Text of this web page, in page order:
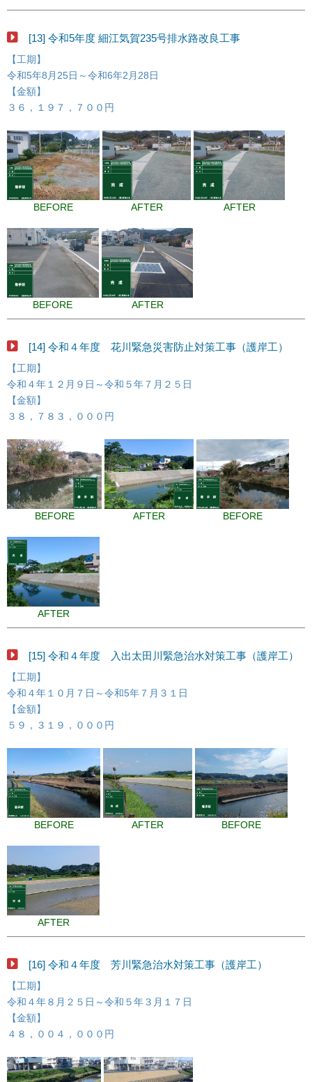
[13] 令和5年度 細江気賀235号排水路改良工事
【工期】
令和5年8月25日～令和6年2月28日
【金額】
３６，１９７，７００円
BEFORE AFTER AFTER
BEFORE AFTER
[14] 令和４年度 花川緊急災害防止対策工事（護岸工）
【工期】
令和４年１２月９日～令和５年７月２５日
【金額】
３８，７８３，０００円
BEFORE AFTER BEFORE
AFTER
[15] 令和４年度 入出太田川緊急治水対策工事（護岸工）
【工期】
令和４年１０月７日～令和5年７月３１日
【金額】
５９，３１９，０００円
BEFORE AFTER BEFORE
AFTER
[16] 令和４年度 芳川緊急治水対策工事（護岸工）
【工期】
令和４年８月２５日～令和５年３月１７日
【金額】
４８，００４，０００円